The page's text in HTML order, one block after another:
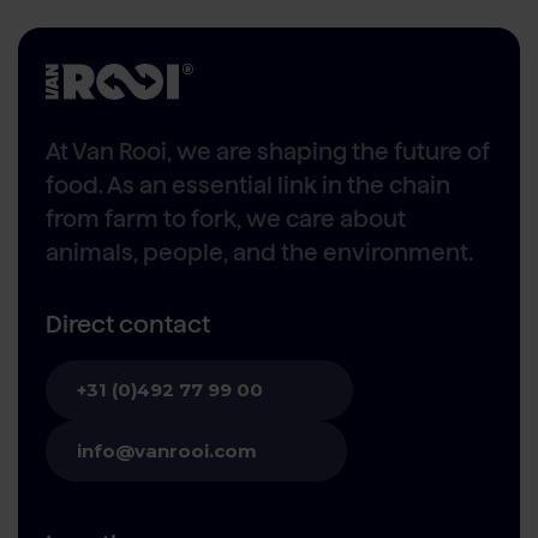
At Van Rooi, we are shaping the future of
food. As an essential link in the chain
from farm to fork, we care about
animals, people, and the environment.
Direct contact
+31 (0)492 77 99 00
info@vanrooi.com